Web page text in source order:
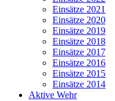
Einsätze 2021
Einsätze 2020
Einsätze 2019
Einsätze 2018
Einsätze 2017
Einsätze 2016
Einsätze 2015
Einsätze 2014
Aktive Wehr